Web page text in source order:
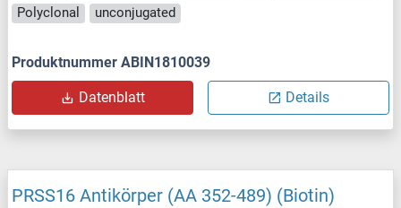
Polyclonal
unconjugated
Produktnummer ABIN1810039
Datenblatt Details
PRSS16 Antikörper (AA 352-489) (Biotin)